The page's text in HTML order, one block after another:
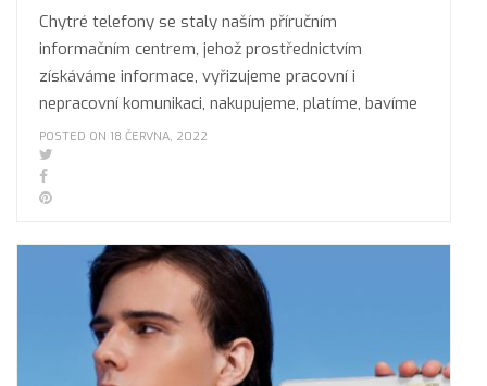
Chytré telefony se staly naším příručním
informačním centrem, jehož prostřednictvím
získáváme informace, vyřizujeme pracovní i
nepracovní komunikaci, nakupujeme, platíme, bavíme
POSTED ON 18 ČERVNA, 2022